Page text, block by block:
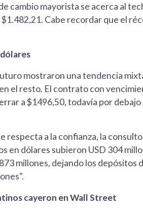
cambio mayorista se acerca al
Cabe recordar que el
mostraron una tendencia
el resto. El contrato con
a $1496,50, todavía por
respecta a la confianza, la
en dólares subieron USD 304
millones, dejando los
cayeron en Wall Street